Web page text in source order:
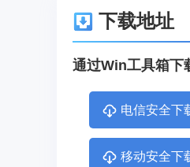
下载地址
通过Win工具箱下
电信安全下
移动安全下